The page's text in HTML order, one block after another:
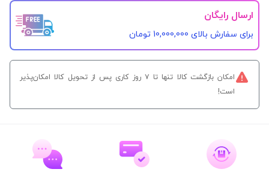
ارسال رایگان
برای سفارش‌ بالای 10,000,000 تومان
امکان بازگشت کالا تنها تا ۷ روز کاری پس از تحویل کالا امکان‌پذیر
است!